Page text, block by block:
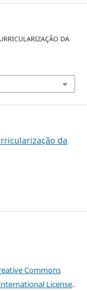
DA
da
Commons
License.